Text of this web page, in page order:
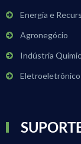
Energia e
Agronegócio
Indústria
Eletroeletrônico